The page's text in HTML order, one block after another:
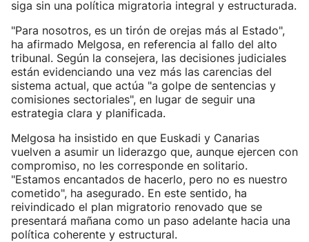
siga sin una política migratoria integral y estructurada.
"Para nosotros, es un tirón de orejas más al Estado",
ha afirmado Melgosa, en referencia al fallo del alto
tribunal. Según la consejera, las decisiones judiciales
están evidenciando una vez más las carencias del
sistema actual, que actúa "a golpe de sentencias y
comisiones sectoriales", en lugar de seguir una
estrategia clara y planificada.
Melgosa ha insistido en que Euskadi y Canarias
vuelven a asumir un liderazgo que, aunque ejercen con
compromiso, no les corresponde en solitario.
"Estamos encantados de hacerlo, pero no es nuestro
cometido", ha asegurado. En este sentido, ha
reivindicado el plan migratorio renovado que se
presentará mañana como un paso adelante hacia una
política coherente y estructural.